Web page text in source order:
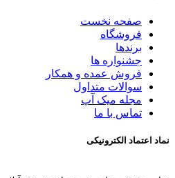
صفحه نخست
فروشگاه
برندها
جشنواره ها
فروش عمده و همکار
سوالات متداول
مجله میک آپ
تماس با ما
نماد اعتماد الکترونیکی